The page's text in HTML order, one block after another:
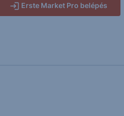
Erste Market Pro belépés